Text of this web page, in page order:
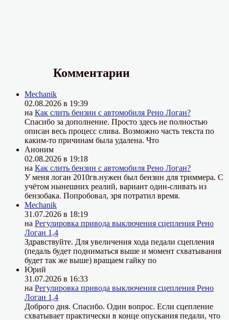
Комментарии
Mechanik
02.08.2026 в 19:39
на Как слить бензин с автомобиля Рено Логан?
Спасибо за дополнение. Просто здесь не полностью
описан весь процесс слива. Возможно часть текста по
каким-то причинам была удалена. Что
Аноним
02.08.2026 в 19:18
на Как слить бензин с автомобиля Рено Логан?
У меня логан 2010гв.нужен был бензин для триммера. С
учётом нынешних реалий, вариант один-сливать из
бензобака. Попробовал, зря потратил время.
Mechanik
31.07.2026 в 18:19
на Регулировка привода выключения сцепления Рено
Логан 1,4
Здравствуйте. Для увеличения хода педали сцепления
(педаль будет подниматься выше и момент схватывания
будет так же выше) вращаем гайку по
Юрий
31.07.2026 в 16:33
на Регулировка привода выключения сцепления Рено
Логан 1,4
Доброго дня. Спасибо. Один вопрос. Если сцепление
схватывает практически в конце опускания педали, что